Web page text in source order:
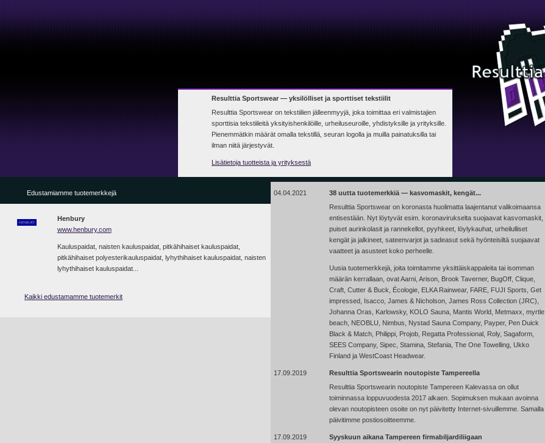
Resulttia Sportswear — yksilölliset ja sporttiset tekstiilit
Resulttia Sportswear on tekstiilien jälleenmyyjä, joka toimittaa eri valmistajien
sporttisia tekstiileitä yksityishenkilöille, urheiluseuroille, yhdistyksille ja yrityksille.
Pienemmätkin määrät omalla tekstillä, seuran logolla ja muilla painatuksilla tai
ilman niitä järjestyvät.
Lisätietoja tuotteista ja yrityksestä
Edustamiamme tuotemerkkejä
Henbury
www.henbury.com
Kauluspaidat, naisten kauluspaidat, pitkähihaiset kauluspaidat,
pitkähihaiset polyesterikauluspaidat, lyhythihaiset kauluspaidat, naisten
lyhythihaiset kauluspaidat...
Kaikki edustamamme tuotemerkit
04.04.2021
38 uutta tuotemerkkiä — kasvomaskit, kengät...
Resulttia Sportswear on koronasta huolimatta laajentanut valikoimaansa
entisestään. Nyt löytyvät esim. koronavirukselta suojaavat kasvomaskit,
puiset aurinkolasit ja rannekellot, pyyhkeet, löylykauhat, urheilulliset
kengät ja jalkineet, sateenvarjot ja sadeasut sekä hyönteisiltä suojaavat
vaatteet ja asusteet koko perheelle.
Uusia tuotemerkkejä, joita toimitamme yksittäiskappaleita tai isomman
määrän kerrallaan, ovat Aarni, Arison, Brook Taverner, BugOff, Clique,
Craft, Cutter & Buck, Écologie, ELKA Rainwear, FARE, FUJI Sports, Get
impressed, Isacco, James & Nicholson, James Ross Collection (JRC),
Johanna Oras, Karlowsky, KOLO Sauna, Mantis World, Metmaxx, myrtle
beach, NEOBLU, Nimbus, Nystad Sauna Company, Payper, Pen Duick
Black & Match, Philippi, Projob, Regatta Professional, Roly, Sagaform,
SEES Company, Sipec, Stamina, Stefania, The One Towelling, Ukko
Finland ja WestCoast Headwear.
17.09.2019
Resulttia Sportswearin noutopiste Tampereella
Resulttia Sportswearin noutopiste Tampereen Kalevassa on ollut
toiminnassa loppuvuodesta 2017 alkaen. Sopimuksen mukaan avoinna
olevan noutopisteen osoite on nyt päivitetty Internet-sivuillemme. Samalla
päivitimme postiosoitteemme.
17.09.2019
Syyskuun aikana Tampereen firmabiljardiliigaan